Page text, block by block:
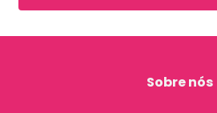
Sobre nós